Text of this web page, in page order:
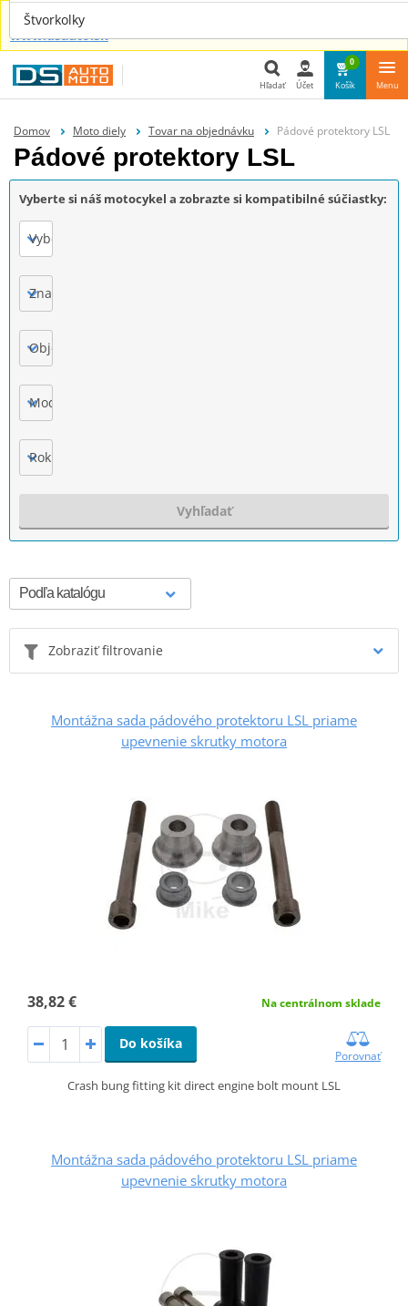
Náhradné diely aj pre tvoje auto nájdeš u nás na
www.dsauto.sk
Hľadať
Hľadať Účet
0
Košík Menu
Domov Moto diely Tovar na objednávku Pádové protektory LSL
Pádové protektory LSL
Vyberte si náš motocykel a zobrazte si kompatibilné súčiastky:
Vyberte
Značka
Objem motora
Model
Rok výroby
Vyhľadať
Zobraziť filtrovanie
Montážna sada pádového protektoru LSL priame
upevnenie skrutky motora
38,82 € Na centrálnom sklade
Do košíka
Porovnať
Crash bung fitting kit direct engine bolt mount LSL
Montážna sada pádového protektoru LSL priame
upevnenie skrutky motora
Štvorkolky